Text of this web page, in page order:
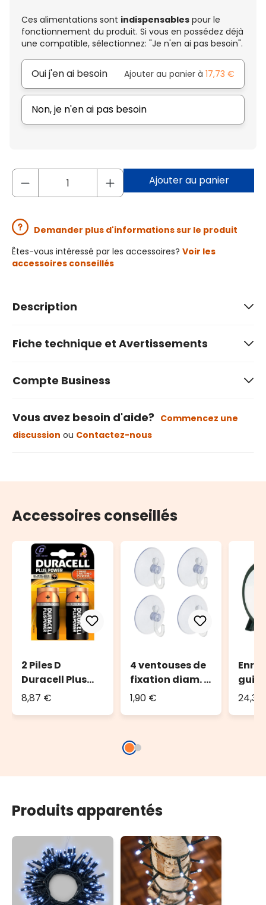
Ces alimentations sont indispensables pour le
fonctionnement du produit. Si vous en possédez déjà
une compatible, sélectionnez: "Je n'en ai pas besoin".
Oui j'en ai besoin Ajouter au panier à 17,73 €
Non, je n'en ai pas besoin
Ajouter au panier
Demander plus d'informations sur le produit
Êtes-vous intéressé par les accessoires? Voir les
accessoires conseillés
Description
Fiche technique et Avertissements
Compte Business
Vous avez besoin d'aide? Commencez une
discussion ou Contactez-nous
Accessoires conseillés
2 Piles D
Duracell Plus
Power
8,87 €
4 ventouses de
fixation diam. 4
cm
1,90 €
Produits apparentés